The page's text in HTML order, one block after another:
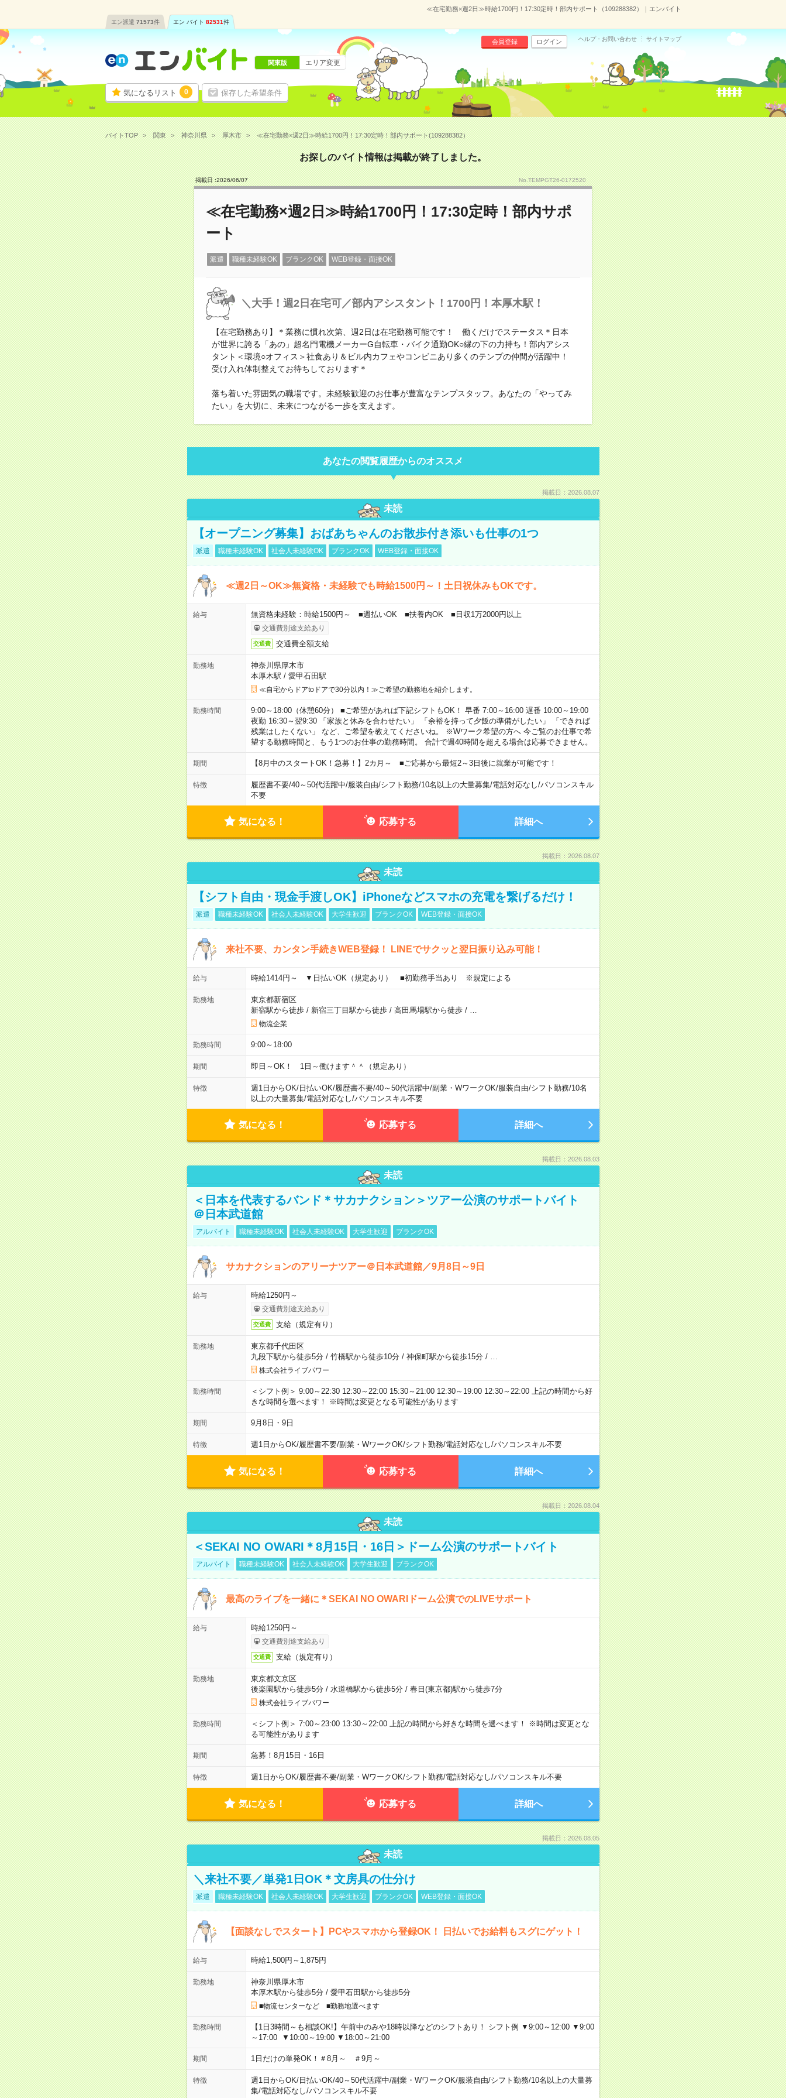
≪在宅勤務×週2日≫時給1700円！17:30定時！部内サポート（109288382）｜エンバイト
エン派遣 71573件 エン バイト 82531件
気になるリスト 0 保存した希望条件
会員登録 ログイン ヘルプ・お問い合わせ サイトマップ
関東版 エリア変更
バイトTOP 関東 神奈川県 厚木市 ≪在宅勤務×週2日≫時給1700円！17:30定時！部内サポート(109288382）
お探しのバイト情報は掲載が終了しました。
掲載日 :2026/06/07 No.TEMPGT26-0172520
≪在宅勤務×週2日≫時給1700円！17:30定時！部内サポ
ート
派遣 職種未経験OK ブランクOK WEB登録・面接OK
＼大手！週2日在宅可／部内アシスタント！1700円！本厚木駅！
【在宅勤務あり】＊業務に慣れ次第、週2日は在宅勤務可能です！ 働くだけでステータス＊日本
が世界に誇る「あの」超名門電機メーカーG自転車・バイク通勤OK○縁の下の力持ち！部内アシス
タント＜環境○オフィス＞社食あり＆ビル内カフェやコンビニあり多くのテンプの仲間が活躍中！
受け入れ体制整えてお待ちしております＊
落ち着いた雰囲気の職場です。未経験歓迎のお仕事が豊富なテンプスタッフ。あなたの「やってみ
たい」を大切に、未来につながる一歩を支えます。
あなたの閲覧履歴からのオススメ
掲載日：2026.08.07
未読
【オープニング募集】おばあちゃんのお散歩付き添いも仕事の1つ
派遣 職種未経験OK 社会人未経験OK ブランクOK WEB登録・面接OK
≪週2日～OK≫無資格・未経験でも時給1500円～！土日祝休みもOKです。
給与 無資格未経験：時給1500円～ ■週払いOK ■扶養内OK ■日収1万2000円以上
交通費別途支給あり
交通費 交通費全額支給
勤務地
神奈川県厚木市
本厚木駅 / 愛甲石田駅
≪自宅からドアtoドアで30分以内！≫ご希望の勤務地を紹介します。
勤務時間
9:00～18:00（休憩60分） ■ご希望があれば下記シフトもOK！ 早番 7:00～16:00 遅番 10:00～19:00
夜勤 16:30～翌9:30 「家族と休みを合わせたい」 「余裕を持って夕飯の準備がしたい」 「できれば
残業はしたくない」 など、ご希望を教えてくださいね。 ※Wワーク希望の方へ 今ご覧のお仕事で希
望する勤務時間と、もう1つのお仕事の勤務時間。 合計で週40時間を超える場合は応募できません。
期間 【8月中のスタートOK！急募！】2カ月～ ■ご応募から最短2～3日後に就業が可能です！
特徴 履歴書不要/40～50代活躍中/服装自由/シフト勤務/10名以上の大量募集/電話対応なし/パソコンスキル
不要
気になる！ 応募する 詳細へ
掲載日：2026.08.07
未読
【シフト自由・現金手渡しOK】iPhoneなどスマホの充電を繋げるだけ！
派遣 職種未経験OK 社会人未経験OK 大学生歓迎 ブランクOK WEB登録・面接OK
来社不要、カンタン手続きWEB登録！ LINEでサクッと翌日振り込み可能！
給与 時給1414円～ ▼日払いOK（規定あり） ■初勤務手当あり ※規定による
勤務地
東京都新宿区
新宿駅から徒歩/ 新宿三丁目駅から徒歩/ 高田馬場駅から徒歩/
物流企業
勤務時間 9:00～18:00
期間 即日～OK！ 1日～働けます＾＾（規定あり）
特徴 週1日からOK/日払いOK/履歴書不要/40～50代活躍中/副業・WワークOK/服装自由/シフト勤務/10名
以上の大量募集/電話対応なし/パソコンスキル不要
気になる！ 応募する 詳細へ
掲載日：2026.08.03
未読
＜日本を代表するバンド＊サカナクション＞ツアー公演のサポートバイト
＠日本武道館
アルバイト 職種未経験OK 社会人未経験OK 大学生歓迎 ブランクOK
サカナクションのアリーナツアー＠日本武道館／9月8日～9日
給与 時給1250円～
交通費別途支給あり
交通費 支給（規定有り）
勤務地
東京都千代田区
九段下駅から徒歩5分/ 竹橋駅から徒歩10分/ 神保町駅から徒歩15分/
株式会社ライブパワー
勤務時間
＜シフト例＞ 9:00～22:30 12:30～22:00 15:30～21:00 12:30～19:00 12:30～22:00 上記の時間から好
きな時間を選べます！ ※時間は変更となる可能性があります
期間 9月8日・9日
特徴 週1日からOK/履歴書不要/副業・WワークOK/シフト勤務/電話対応なし/パソコンスキル不要
気になる！ 応募する 詳細へ
掲載日：2026.08.04
未読
＜SEKAI NO OWARI＊8月15日・16日＞ドーム公演のサポートバイト
アルバイト 職種未経験OK 社会人未経験OK 大学生歓迎 ブランクOK
最高のライブを一緒に＊SEKAI NO OWARIドーム公演でのLIVEサポート
給与 時給1250円～
交通費別途支給あり
交通費 支給（規定有り）
勤務地
東京都文京区
後楽園駅から徒歩5分/ 水道橋駅から徒歩5分/ 春日(東京都)駅から徒歩7分
株式会社ライブパワー
勤務時間
＜シフト例＞ 7:00～23:00 13:30～22:00 上記の時間から好きな時間を選べます！ ※時間は変更とな
る可能性があります
期間 急募！8月15日・16日
特徴 週1日からOK/履歴書不要/副業・WワークOK/シフト勤務/電話対応なし/パソコンスキル不要
気になる！ 応募する 詳細へ
掲載日：2026.08.05
未読
＼来社不要／単発1日OK＊文房具の仕分け
派遣 職種未経験OK 社会人未経験OK 大学生歓迎 ブランクOK WEB登録・面接OK
【面談なしでスタート】PCやスマホから登録OK！ 日払いでお給料もスグにゲット！
給与 時給1,500円～1,875円
勤務地
神奈川県厚木市
本厚木駅から徒歩5分/ 愛甲石田駅から徒歩5分
■物流センターなど ■勤務地選べます
勤務時間
【1日3時間～も相談OK!】午前中のみや18時以降などのシフトあり！ シフト例 ▼9:00～12:00 ▼9:00
～17:00 ▼10:00～19:00 ▼18:00～21:00
期間 1日だけの単発OK！＃8月～ ＃9月～
特徴 週1日からOK/日払いOK/40～50代活躍中/副業・WワークOK/服装自由/シフト勤務/10名以上の大量募
集/電話対応なし/パソコンスキル不要